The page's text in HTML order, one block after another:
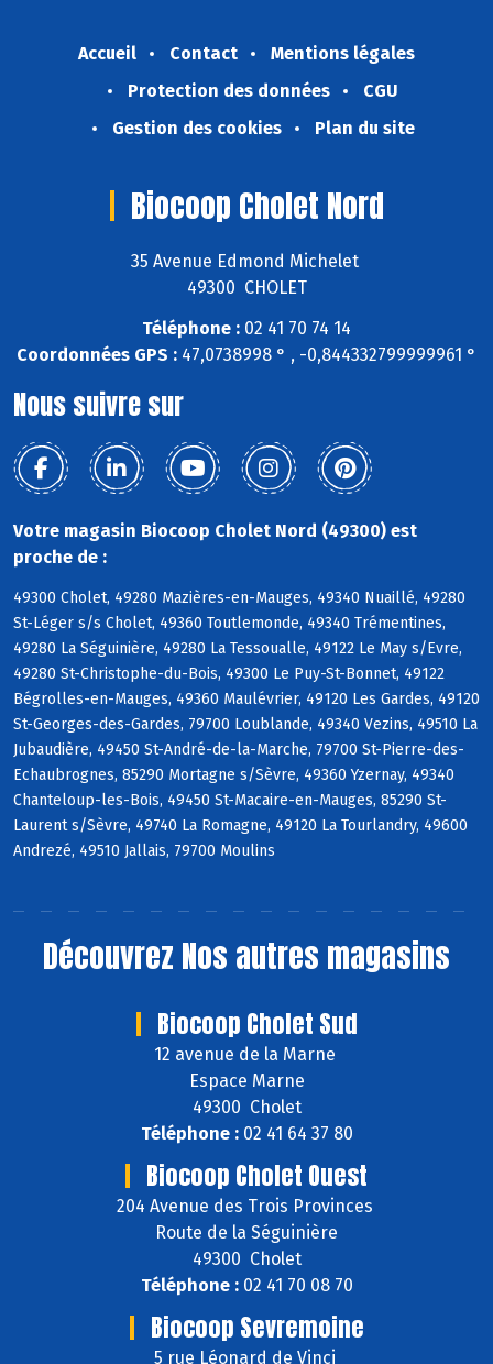
Accueil Contact
Mentions légales
Protection des données
CGU
Gestion des cookies
Plan du site
Biocoop Cholet Nord
35 Avenue Edmond Michelet
49300 CHOLET
Téléphone : 02 41 70 74 14
Coordonnées GPS : 47,0738998 ° , -0,844332799999961 °
Nous suivre sur
Votre magasin Biocoop Cholet Nord (49300) est
proche de :
49300 Cholet, 49280 Mazières-en-Mauges, 49340 Nuaillé, 49280
St-Léger s/s Cholet, 49360 Toutlemonde, 49340 Trémentines,
49280 La Séguinière, 49280 La Tessoualle, 49122 Le May s/Evre,
49280 St-Christophe-du-Bois, 49300 Le Puy-St-Bonnet, 49122
Bégrolles-en-Mauges, 49360 Maulévrier, 49120 Les Gardes, 49120
St-Georges-des-Gardes, 79700 Loublande, 49340 Vezins, 49510 La
Jubaudière, 49450 St-André-de-la-Marche, 79700 St-Pierre-des-
Echaubrognes, 85290 Mortagne s/Sèvre, 49360 Yzernay, 49340
Chanteloup-les-Bois, 49450 St-Macaire-en-Mauges, 85290 St-
Laurent s/Sèvre, 49740 La Romagne, 49120 La Tourlandry, 49600
Andrezé, 49510 Jallais, 79700 Moulins
Découvrez Nos autres magasins
Biocoop Cholet Sud
12 avenue de la Marne
Espace Marne
49300 Cholet
Téléphone :02 41 64 37 80
Biocoop Cholet Ouest
204 Avenue des Trois Provinces
Route de la Séguinière
49300 Cholet
Téléphone :02 41 70 08 70
Biocoop Sevremoine
5 rue Léonard de Vinci